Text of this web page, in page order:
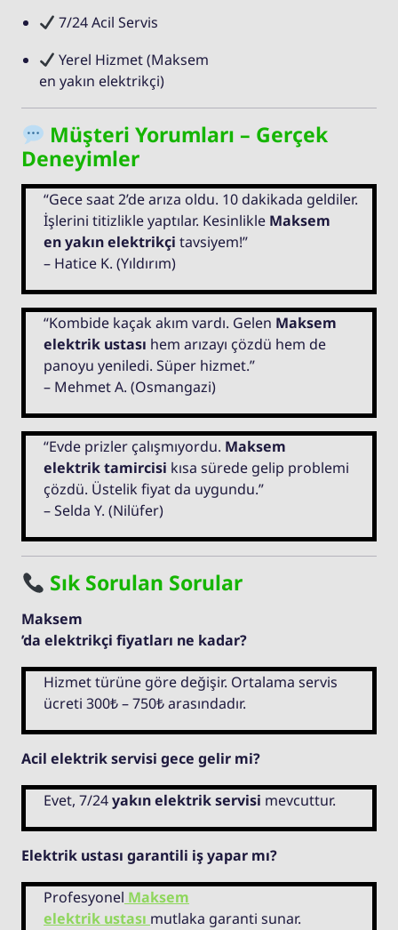
7/24 Acil Servis
Yerel Hizmet (Maksem
en yakın elektrikçi)
Müşteri Yorumları – Gerçek
Deneyimler
“Gece saat 2’de arıza oldu. 10 dakikada geldiler.
İşlerini titizlikle yaptılar. Kesinlikle Maksem
en yakın elektrikçi tavsiyem!”
– Hatice K. (Yıldırım)
“Kombide kaçak akım vardı. Gelen Maksem
elektrik ustası hem arızayı çözdü hem de
panoyu yeniledi. Süper hizmet.”
– Mehmet A. (Osmangazi)
“Evde prizler çalışmıyordu. Maksem
elektrik tamircisi kısa sürede gelip problemi
çözdü. Üstelik fiyat da uygundu.”
– Selda Y. (Nilüfer)
Sık Sorulan Sorular
Maksem
’da elektrikçi fiyatları ne kadar?
Hizmet türüne göre değişir. Ortalama servis
ücreti 300₺ – 750₺ arasındadır.
Acil elektrik servisi gece gelir mi?
Evet, 7/24yakın elektrik servisi mevcuttur.
Elektrik ustası garantili iş yapar mı?
Profesyonel Maksem
elektrik ustası mutlaka garanti sunar.